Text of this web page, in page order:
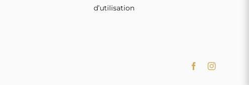
d’utilisation